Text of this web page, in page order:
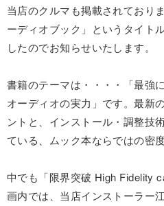
当店のクルマも掲載されてお
ーディオブック」というタイト
したのでお知らせいたします。
書籍のテーマは・・・・「最強
オーディオの実力」です。最新
ントと、インストール・調整技
ている、ムック本ならではの密
中でも「限界突破 High Fidelity
画内では、当店インストーラー